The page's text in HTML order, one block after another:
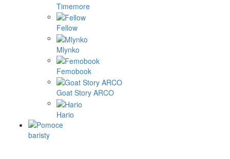
Timemore
Fellow
Mlynko
Femobook
Goat Story ARCO
Hario